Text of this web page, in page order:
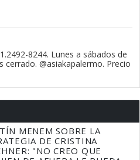
8244. Lunes a sábados de
cerrado. @asiakapalermo. Precio
MENEM SOBRE LA
DE CRISTINA
"NO CREO QUE